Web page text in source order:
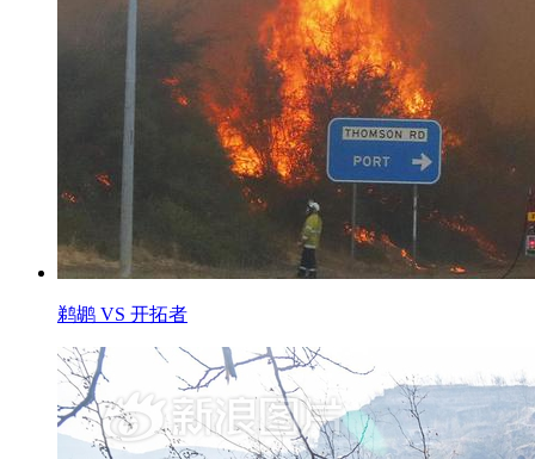
鹈鹕 VS 开拓者